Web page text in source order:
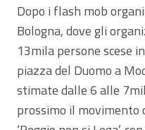
Dopo i flash mob
Bologna, dove gli
13mila persone scese
piazza del Duomo a
stimate dalle 6 alle
prossimo il movimento